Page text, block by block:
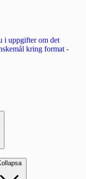
i uppgifter om det
kring format -